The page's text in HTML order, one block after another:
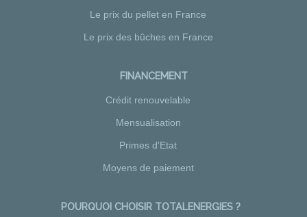
Le prix du pellet en France
Le prix des bûches en France
FINANCEMENT
Crédit renouvelable
Mensualisation
Primes d'Etat
Moyens de paiement
POURQUOI CHOISIR TOTALENERGIES ?